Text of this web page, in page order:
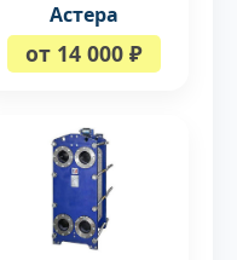
Астера
от 14 000 ₽